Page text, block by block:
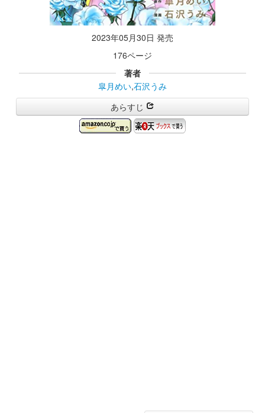
2023年05月30日 発売
176ページ
著者
皐月めい,石沢うみ
あらすじ